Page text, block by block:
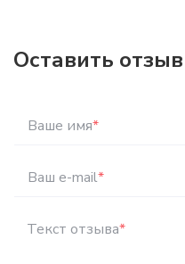
Оставить отзыв
Ваше имя*
Ваш e-mail*
Текст отзыва*